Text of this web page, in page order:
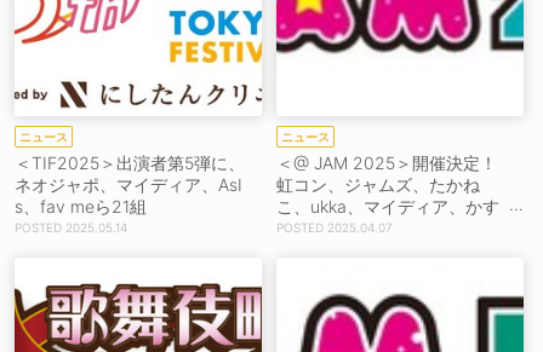
ニュース
＜TIF2025＞出演者第5弾に、
ネオジャポ、マイディア、AsI
s、fav meら21組
2025.05.14
ニュース
＜@ JAM 2025＞開催決定！
虹コン、ジャムズ、たかね
こ、ukka、マイディア、かす
てらら出演2025.04.07